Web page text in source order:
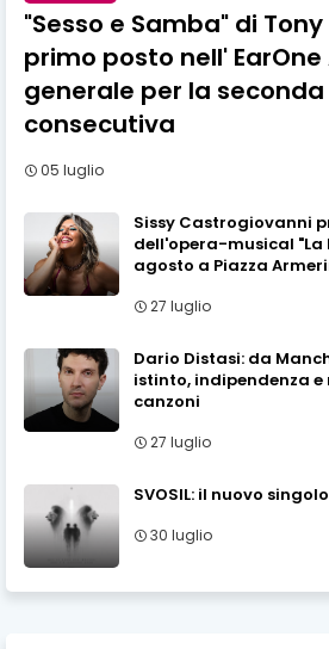
"Sesso e Samba" di
primo posto nell'
generale per la
consecutiva
05 luglio
Sissy Castrogiovanni
dell'opera-musical "La
agosto a Piazza
27 luglio
Dario Distasi: da
istinto, indipendenza e
canzoni
27 luglio
SVOSIL: il nuovo singolo
30 luglio